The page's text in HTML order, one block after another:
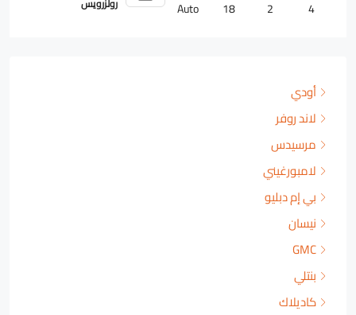
4
2
18
Auto رولزرويس
أودي
لاند روفر
مرسيدس
لامبورغيني
بي إم دبليو
نيسان
GMC
بنتلي
كاديلاك